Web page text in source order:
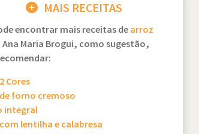
MAIS RECEITAS
encontrar mais receitas dearroz
Ana Maria Brogui, como sugestão,
Cores
forno cremoso
integral
lentilha e calabresa